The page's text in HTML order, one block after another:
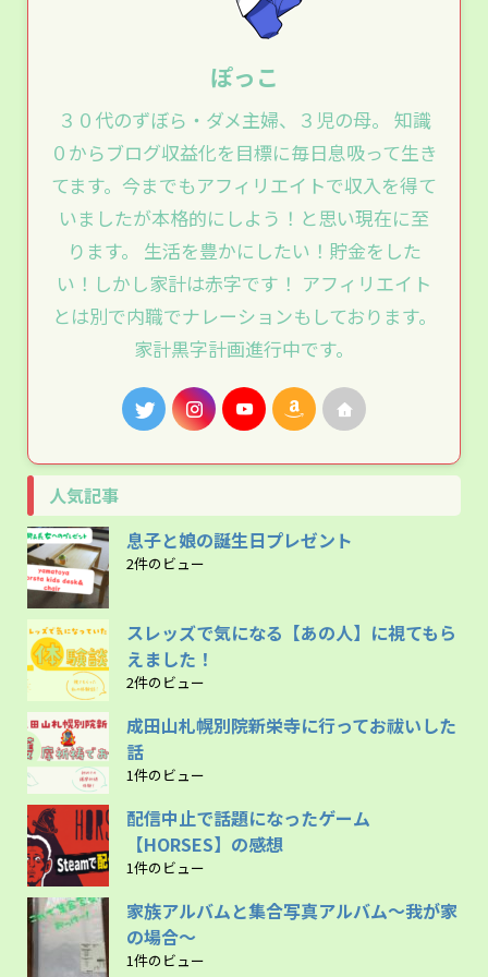
ぽっこ
３０代のずぼら・ダメ主婦、３児の母。 知識
０からブログ収益化を目標に毎日息吸って生き
てます。今までもアフィリエイトで収入を得て
いましたが本格的にしよう！と思い現在に至
ります。 生活を豊かにしたい！貯金をした
い！しかし家計は赤字です！ アフィリエイト
とは別で内職でナレーションもしております。
家計黒字計画進行中です。
人気記事
息子と娘の誕生日プレゼント
2件のビュー
スレッズで気になる【あの人】に視てもら
えました！
2件のビュー
成田山札幌別院新栄寺に行ってお祓いした
話
1件のビュー
配信中止で話題になったゲーム
【HORSES】の感想
1件のビュー
家族アルバムと集合写真アルバム〜我が家
の場合〜
1件のビュー